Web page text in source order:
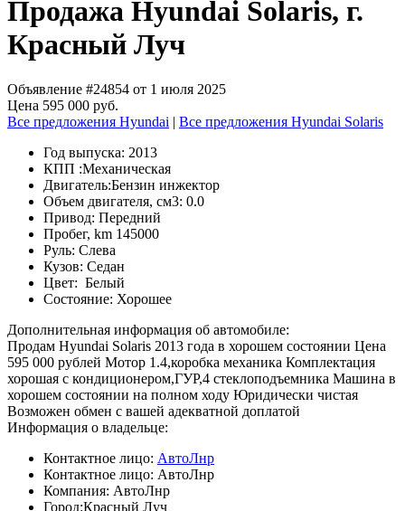
Продажа Hyundai Solaris, г.
Красный Луч
Объявление #24854 от 1 июля 2025
Цена 595 000 руб.
Все предложения Hyundai | Все предложения Hyundai Solaris
Год выпуска: 2013
КПП :Механическая
Двигатель:Бензин инжектор
Объем двигателя, см3: 0.0
Привод: Передний
Пробег, km 145000
Руль: Слева
Кузов: Седан
Цвет: Белый
Состояние: Хорошее
Дополнительная информация об автомобиле:
Продам Hyundai Solaris 2013 года в хорошем состоянии Цена
595 000 рублей Мотор 1.4,коробка механика Комплектация
хорошая с кондиционером,ГУР,4 стеклоподъемника Машина в
хорошем состоянии на полном ходу Юридически чистая
Возможен обмен с вашей адекватной доплатой
Информация о владельце:
Контактное лицо: АвтоЛнр
Контактное лицо: АвтоЛнр
Компания: АвтоЛнр
Город:Красный Луч